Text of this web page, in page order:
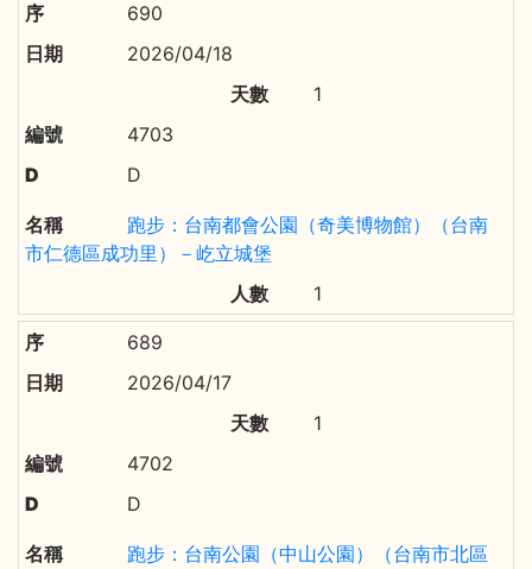
690
2026/04/18
1
4703
D
跑步：台南都會公園（奇美博物館）（台南
市仁德區成功里）－屹立城堡
1
689
2026/04/17
1
4702
D
跑步：台南公園（中山公園）（台南市北區